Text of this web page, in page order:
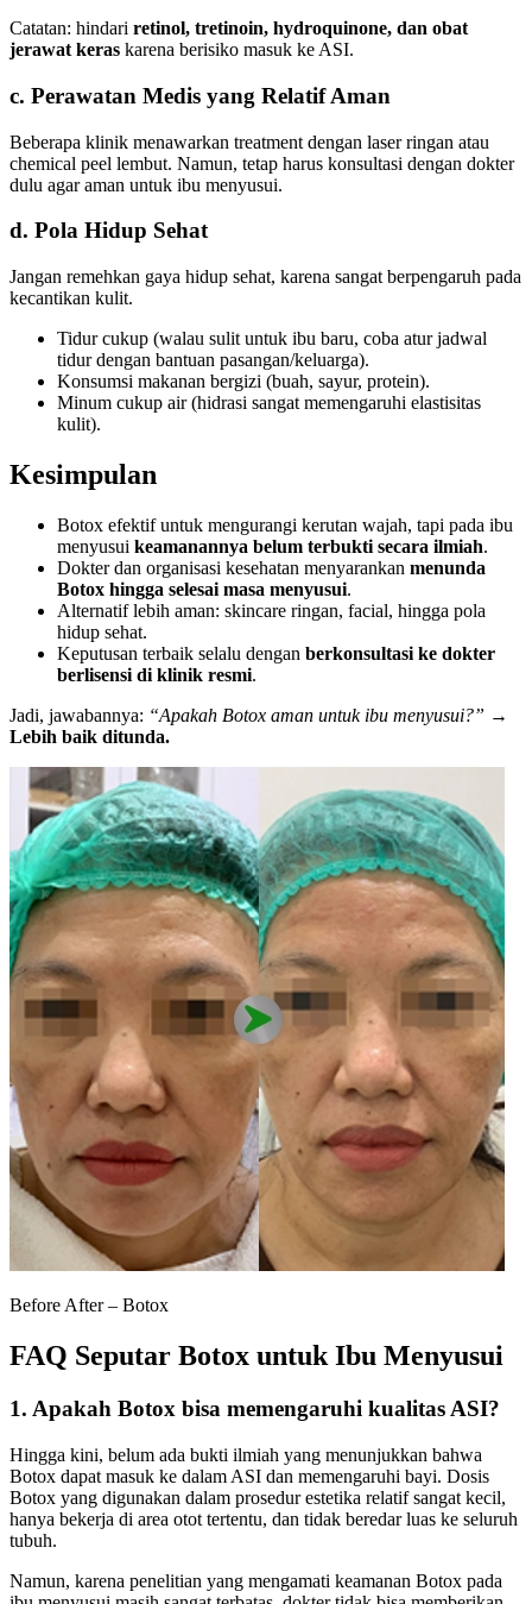
Catatan: hindari retinol, tretinoin, hydroquinone, dan obat
jerawat keras karena berisiko masuk ke ASI.
c. Perawatan Medis yang Relatif Aman
Beberapa klinik menawarkan treatment dengan laser ringan atau
chemical peel lembut. Namun, tetap harus konsultasi dengan dokter
dulu agar aman untuk ibu menyusui.
d. Pola Hidup Sehat
Jangan remehkan gaya hidup sehat, karena sangat berpengaruh pada
kecantikan kulit.
Tidur cukup (walau sulit untuk ibu baru, coba atur jadwal
tidur dengan bantuan pasangan/keluarga).
Konsumsi makanan bergizi (buah, sayur, protein).
Minum cukup air (hidrasi sangat memengaruhi elastisitas
kulit).
Kesimpulan
Botox efektif untuk mengurangi kerutan wajah, tapi pada ibu
menyusui keamanannya belum terbukti secara ilmiah.
Dokter dan organisasi kesehatan menyarankan menunda
Botox hingga selesai masa menyusui.
Alternatif lebih aman: skincare ringan, facial, hingga pola
hidup sehat.
Keputusan terbaik selalu dengan berkonsultasi ke dokter
berlisensi di klinik resmi.
Jadi, jawabannya: “Apakah Botox aman untuk ibu menyusui?” →
Lebih baik ditunda.
Before After – Botox
FAQ Seputar Botox untuk Ibu Menyusui
1. Apakah Botox bisa memengaruhi kualitas ASI?
Hingga kini, belum ada bukti ilmiah yang menunjukkan bahwa
Botox dapat masuk ke dalam ASI dan memengaruhi bayi. Dosis
Botox yang digunakan dalam prosedur estetika relatif sangat kecil,
hanya bekerja di area otot tertentu, dan tidak beredar luas ke seluruh
tubuh.
Namun, karena penelitian yang mengamati keamanan Botox pada